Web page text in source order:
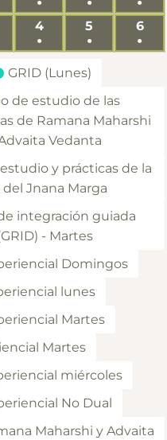
event)
event)
(1
event)
(1
event)
(1
09/2026
404/09/2026
●
event)
5 05/09/2026
●
event)
606/
●
GRID (Lunes)
de estudio de las
de Ramana Maharshi
Vedanta
y prácticas de la
del Jnana Marga
integración guiada
- Martes
Domingos
lunes
Martes
Martes
miércoles
No Dual
Maharshi y Advaita